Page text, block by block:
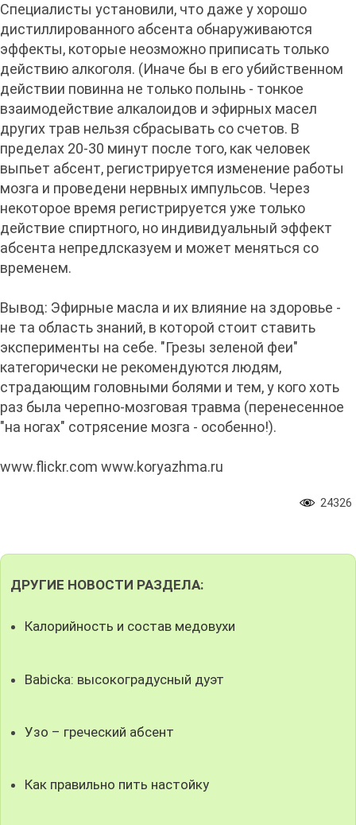
Специалисты установили, что даже у хорошо
дистиллированного абсента обнаруживаются
эффекты, которые неозможно приписать только
действию алкоголя. (Иначе бы в его убийственном
действии повинна не только полынь - тонкое
взаимодействие алкалоидов и эфирных масел
других трав нельзя сбрасывать со счетов. В
пределах 20-30 минут после того, как человек
выпьет абсент, регистрируется изменение работы
мозга и проведени нервных импульсов. Через
некоторое время регистрируется уже только
действие спиртного, но индивидуальный эффект
абсента непредлсказуем и может меняться со
временем.
Вывод: Эфирные масла и их влияние на здоровье -
не та область знаний, в которой стоит ставить
эксперименты на себе. "Грезы зеленой феи"
категорически не рекомендуются людям,
страдающим головными болями и тем, у кого хоть
раз была черепно-мозговая травма (перенесенное
"на ногах" сотрясение мозга - особенно!).
www.flickr.com www.koryazhma.ru
24326
ДРУГИЕ НОВОСТИ РАЗДЕЛА:
Калорийность и состав медовухи
Babicka: высокоградусный дуэт
Узо – греческий абсент
Как правильно пить настойку